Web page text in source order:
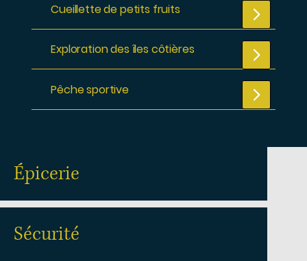
Cueillette de petits fruits
Exploration des îles côtières
Pêche sportive
Épicerie
Sécurité